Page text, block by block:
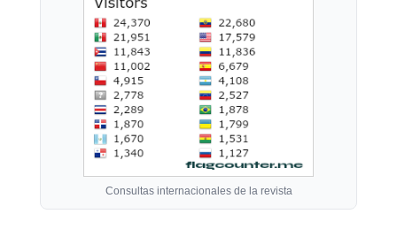
Consultas internacionales de la revista